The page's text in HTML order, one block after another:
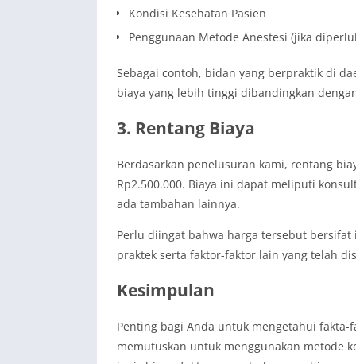
Kondisi Kesehatan Pasien
Penggunaan Metode Anestesi (jika
Sebagai contoh, bidan yang berpraktik di
biaya yang lebih tinggi dibandingkan
3. Rentang Biaya
Berdasarkan penelusuran kami, rentang
Rp2.500.000. Biaya ini dapat meliputi
ada tambahan lainnya.
Perlu diingat bahwa harga tersebut
praktek serta faktor-faktor lain yang telah
Kesimpulan
Penting bagi Anda untuk mengetahui
memutuskan untuk menggunakan metode